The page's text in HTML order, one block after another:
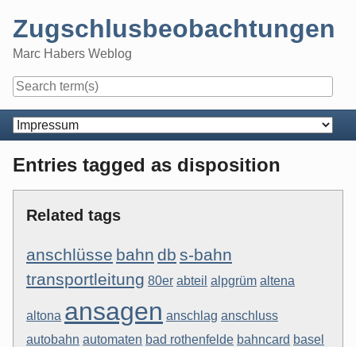
content
Zugschlusbeobachtungen
Marc Habers Weblog
Navigation
Entries tagged as disposition
Related tags
anschlüsse bahn db s-bahn
transportleitung 80er abteil alpgrüm altena
altona ansagen anschlag anschluss
autobahn automaten bad rothenfelde bahncard basel